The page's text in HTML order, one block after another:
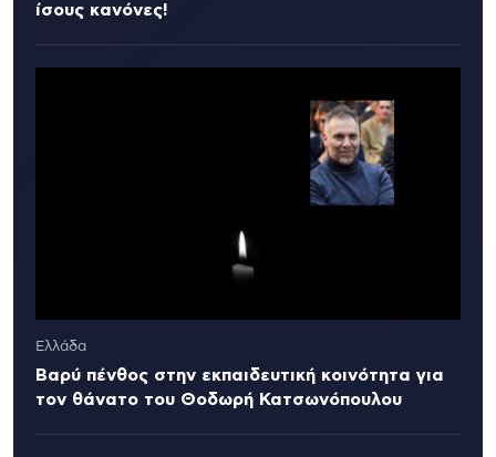
ίσους κανόνες!
Ελλάδα
Βαρύ πένθος στην εκπαιδευτική κοινότητα για
τον θάνατο του Θοδωρή Κατσωνόπουλου